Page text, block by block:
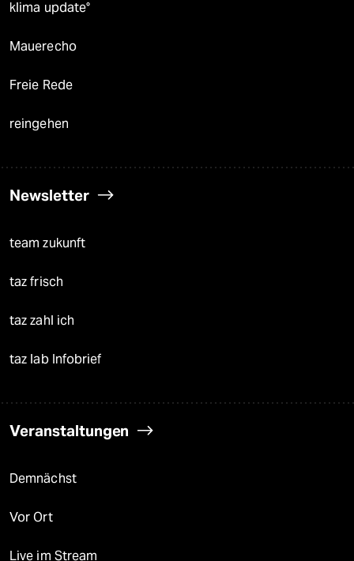
klima update°
Mauerecho
Freie Rede
reingehen
Newsletter
team zukunft
taz frisch
taz zahl ich
taz lab Infobrief
Veranstaltungen
Demnächst
Vor Ort
Live im Stream